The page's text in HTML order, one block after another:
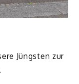
Jüngsten zur